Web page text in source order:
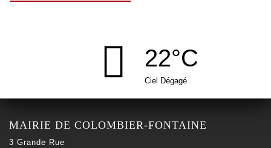
22°C
Ciel Dégagé
MAIRIE DE COLOMBIER-FONTAINE
3 Grande Rue